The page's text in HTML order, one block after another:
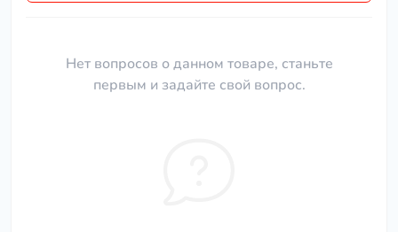
Нет вопросов о данном товаре, станьте
первым и задайте свой вопрос.